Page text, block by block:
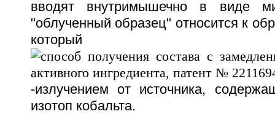
вводят внутримышечно в виде
"облученный образец" относится к
который
-излучением от источника,
изотоп кобальта.